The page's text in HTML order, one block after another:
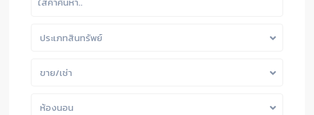
ประเภทสินทรัพย์
ขาย/เช่า
ห้องนอน